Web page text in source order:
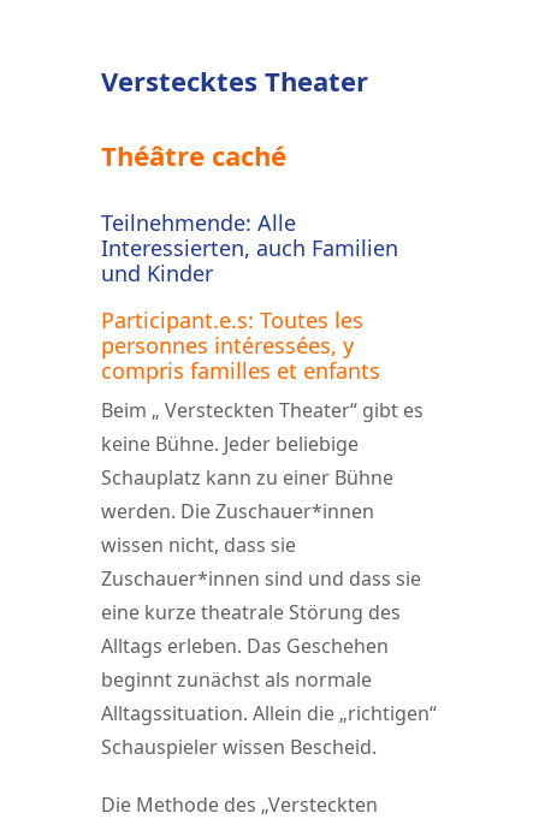
Verstecktes Theater
Théâtre caché
Teilnehmende: Alle
Interessierten, auch Familien
und Kinder
Participant.e.s: Toutes les
personnes intéressées, y
compris familles et enfants
Beim „ Versteckten Theater“ gibt es
keine Bühne. Jeder beliebige
Schauplatz kann zu einer Bühne
werden. Die Zuschauer*innen
wissen nicht, dass sie
Zuschauer*innen sind und dass sie
eine kurze theatrale Störung des
Alltags erleben. Das Geschehen
beginnt zunächst als normale
Alltagssituation. Allein die „richtigen“
Schauspieler wissen Bescheid.
Die Methode des „Versteckten